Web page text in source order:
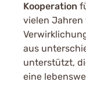
Kooperation
vielen Jahren
aus
unterstützt,
eine